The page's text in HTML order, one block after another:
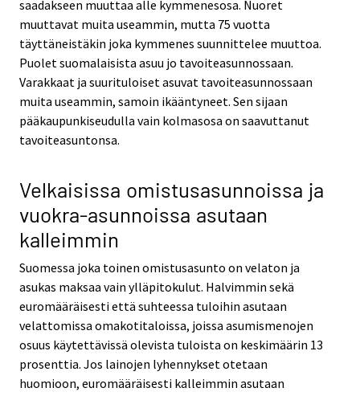
saadakseen muuttaa alle kymmenesosa. Nuoret
muuttavat muita useammin, mutta 75 vuotta
täyttäneistäkin joka kymmenes suunnittelee muuttoa.
Puolet suomalaisista asuu jo tavoiteasunnossaan.
Varakkaat ja suurituloiset asuvat tavoiteasunnossaan
muita useammin, samoin ikääntyneet. Sen sijaan
pääkaupunkiseudulla vain kolmasosa on saavuttanut
tavoiteasuntonsa.
Velkaisissa omistusasunnoissa ja
vuokra-asunnoissa asutaan
kalleimmin
Suomessa joka toinen omistusasunto on velaton ja
asukas maksaa vain ylläpitokulut. Halvimmin sekä
euromääräisesti että suhteessa tuloihin asutaan
velattomissa omakotitaloissa, joissa asumismenojen
osuus käytettävissä olevista tuloista on keskimäärin 13
prosenttia. Jos lainojen lyhennykset otetaan
huomioon, euromääräisesti kalleimmin asutaan